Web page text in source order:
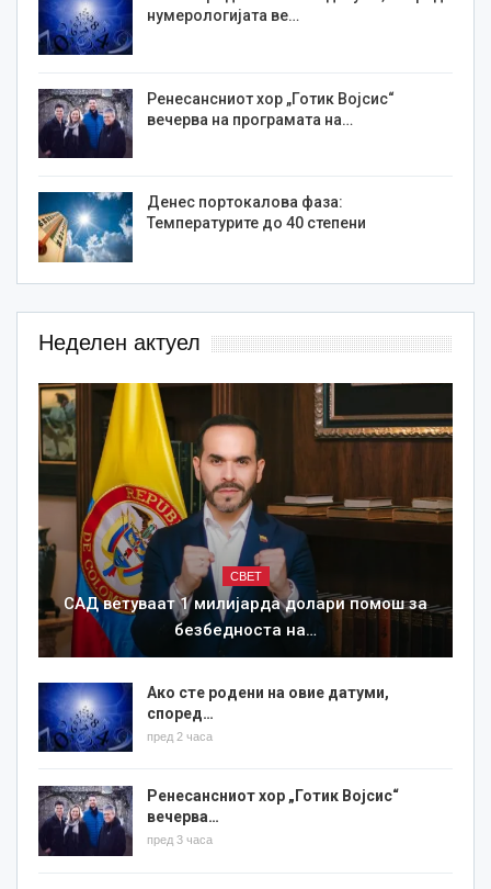
нумерологијата ве…
Ренесансниот хор „Готик Војсис“
вечерва на програмата на…
Денес портокалова фаза:
Температурите до 40 степени
Неделен актуел
СВЕТ
САД ветуваат 1 милијарда долари помош за
безбедноста на…
Ако сте родени на овие датуми,
според…
пред 2 часа
Ренесансниот хор „Готик Војсис“
вечерва…
пред 3 часа